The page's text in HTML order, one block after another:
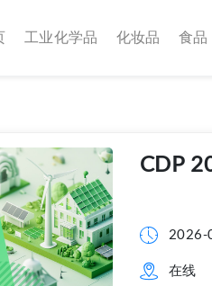
(current)
工业化学品 化妆品 食品
CDP
2026-
在线